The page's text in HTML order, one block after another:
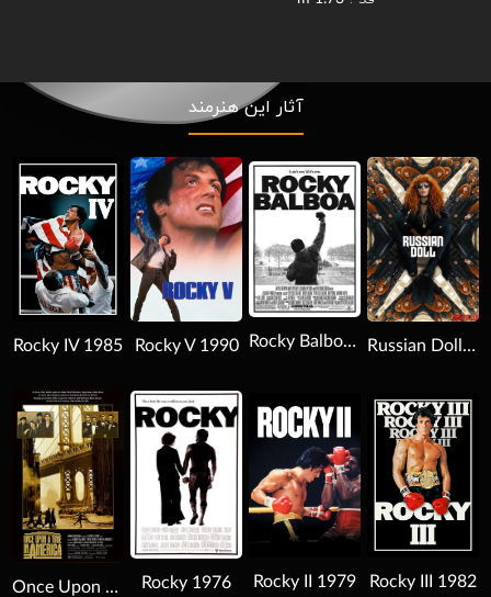
آثار این هنرمند
Download
Russian Doll 2019
Download
Rocky Balboa 2006
Download
Rocky V 1990
Rocky IV 1985
Download
Rocky III 1982
Download
Rocky II 1979
Download
Rocky 1976
Once Upon a Time in America 1984